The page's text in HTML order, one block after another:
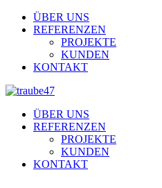
ÜBER UNS
REFERENZEN
PROJEKTE
KUNDEN
KONTAKT
ÜBER UNS
REFERENZEN
PROJEKTE
KUNDEN
KONTAKT